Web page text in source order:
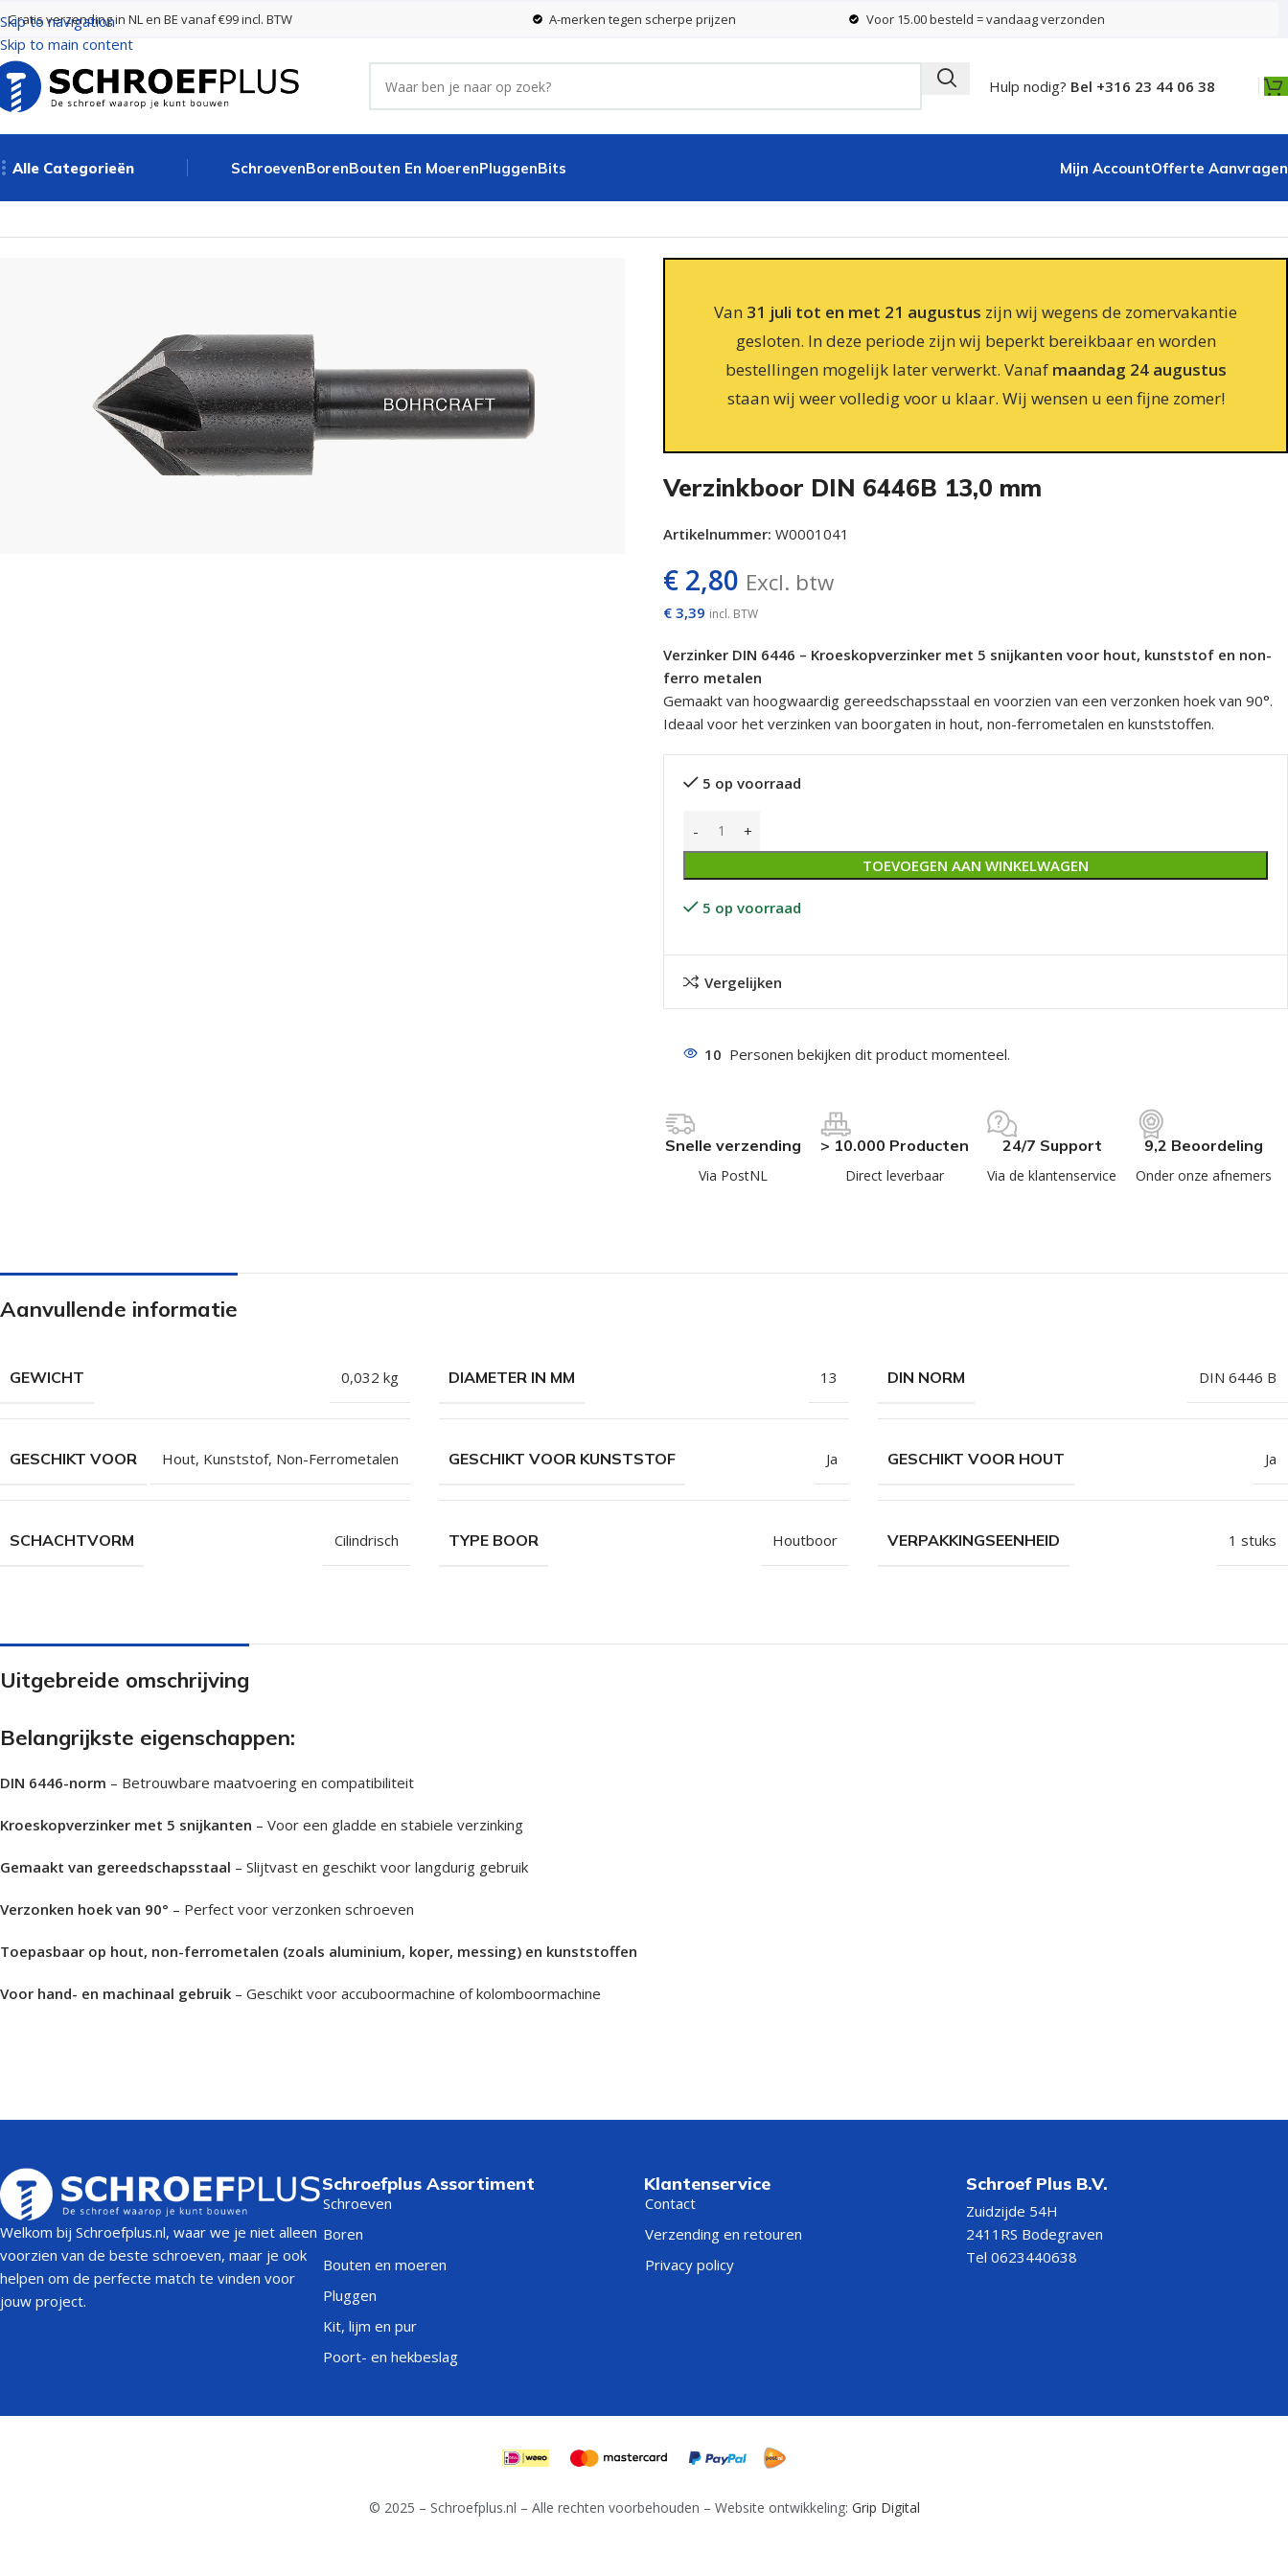
Skip to navigation
Skip to main content
Gratis verzending in NL en BE vanaf €99 incl. BTW A-merken tegen scherpe prijzen Voor 15.00 besteld = vandaag verzonden
Hulp nodig? Bel +316 23 44 06 38
Alle Categorieën
Ladura schroeven
Isolatieschroeven
Potdekselschroeven
Kozijnschroeven
Heco Topix schroeven
Betonschroeven
Populaire merken
SchroevenBorenBouten En MoerenPluggenBits Mijn AccountOfferte Aanvragen
Van 31 juli tot en met 21 augustus zijn wij wegens de zomervakantie
gesloten. In deze periode zijn wij beperkt bereikbaar en worden
bestellingen mogelijk later verwerkt. Vanaf maandag 24 augustus
staan wij weer volledig voor u klaar. Wij wensen u een fijne zomer!
Verzinkboor DIN 6446B 13,0 mm
Artikelnummer: W0001041
€ 2,80 Excl. btw
€ 3,39 incl. BTW
Verzinker DIN 6446 – Kroeskopverzinker met 5 snijkanten voor hout, kunststof en non-
ferro metalen
Gemaakt van hoogwaardig gereedschapsstaal en voorzien van een verzonken hoek van 90°.
Ideaal voor het verzinken van boorgaten in hout, non-ferrometalen en kunststoffen.
5 op voorraad
TOEVOEGEN AAN WINKELWAGEN
5 op voorraad
Vergelijken
10 Personen bekijken dit product momenteel.
Snelle verzending
Via PostNL
> 10.000 Producten
Direct leverbaar
24/7 Support
Via de klantenservice
9,2 Beoordeling
Onder onze afnemers
Aanvullende informatie
GEWICHT 0,032 kg DIAMETER IN MM 13 DIN NORM DIN 6446 B
GESCHIKT VOOR Hout, Kunststof, Non-Ferrometalen GESCHIKT VOOR KUNSTSTOF Ja GESCHIKT VOOR HOUT Ja
SCHACHTVORM Cilindrisch TYPE BOOR Houtboor VERPAKKINGSEENHEID 1 stuks
Uitgebreide omschrijving
Belangrijkste eigenschappen:
DIN 6446-norm – Betrouwbare maatvoering en compatibiliteit
Kroeskopverzinker met 5 snijkanten – Voor een gladde en stabiele verzinking
Gemaakt van gereedschapsstaal – Slijtvast en geschikt voor langdurig gebruik
Verzonken hoek van 90° – Perfect voor verzonken schroeven
Toepasbaar op hout, non-ferrometalen (zoals aluminium, koper, messing) en kunststoffen
Voor hand- en machinaal gebruik – Geschikt voor accuboormachine of kolomboormachine
Welkom bij Schroefplus.nl, waar we je niet alleen
voorzien van de beste schroeven, maar je ook
helpen om de perfecte match te vinden voor
jouw project.
Schroefplus Assortiment
Schroeven
Boren
Bouten en moeren
Pluggen
Kit, lijm en pur
Poort- en hekbeslag
Klantenservice
Contact
Verzending en retouren
Privacy policy
Schroef Plus B.V.
Zuidzijde 54H
2411RS Bodegraven
Tel 0623440638
© 2025 – Schroefplus.nl – Alle rechten voorbehouden – Website ontwikkeling: Grip Digital